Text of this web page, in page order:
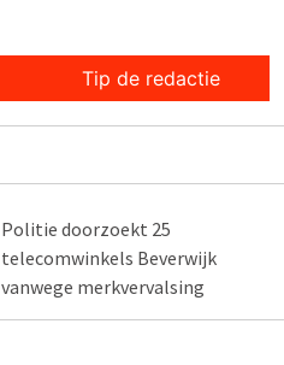
Tip de redactie
Politie doorzoekt 25
telecomwinkels Beverwijk
vanwege merkvervalsing